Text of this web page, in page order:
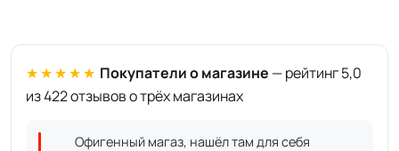
★★★★★ Покупатели о магазине — рейтинг 5,0
из 422 отзывов о трёх магазинах
Офигенный магаз, нашёл там для себя